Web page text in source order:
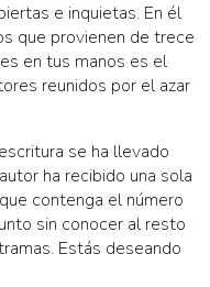
e inquietas. En él
que provienen de trece
en tus manos es el
reunidos por el azar
se ha llevado
ha recibido una sola
contenga el número
sin conocer al resto
Estás deseando